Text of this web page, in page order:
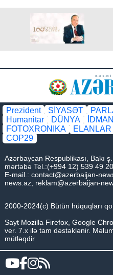
Prezident SİYASƏT
Humanitar
DÜNYA İDMAN
FOTOXRONIKA
ELANLAR
COP29
Azərbaycan Respublikası, Bakı
mərtəbə Tel.:(+994 12) 539 49
E-mail.: contact@azerbaijan-
news.az, reklam@azerbaijan-
2000-2024(c) Bütün hüquqları
Sayt Mozilla Firefox, Google
ver. 7.x ilə tam dəstəklənir.
mütləqdir